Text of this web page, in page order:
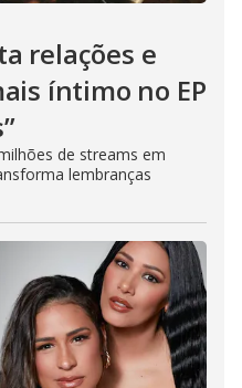
relações e
íntimo no EP
de streams em
lembranças